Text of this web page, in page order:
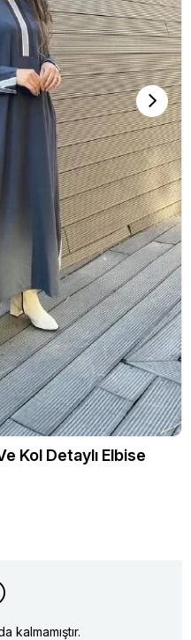
Kol Detaylı Elbise
kalmamıştır.